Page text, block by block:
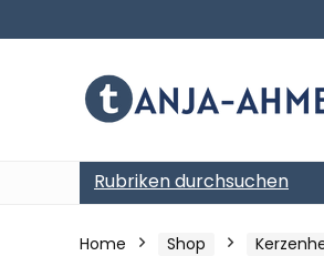
Rubriken durchsuchen
Home Shop